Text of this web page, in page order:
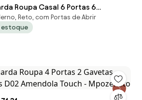
Roupa Casal 6 Portas 6
Atrice D02 Amendola Touch -
Reto, com Portas de Abrir
estoque